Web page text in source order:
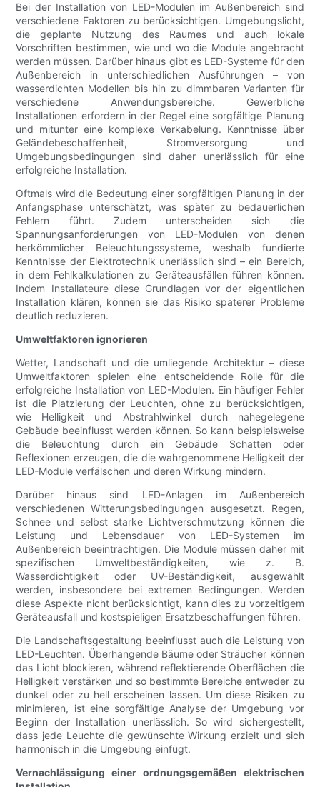
Bei der Installation von LED-Modulen im Außenbereich sind
verschiedene Faktoren zu berücksichtigen. Umgebungslicht,
die geplante Nutzung des Raumes und auch lokale
Vorschriften bestimmen, wie und wo die Module angebracht
werden müssen. Darüber hinaus gibt es LED-Systeme für den
Außenbereich in unterschiedlichen Ausführungen – von
wasserdichten Modellen bis hin zu dimmbaren Varianten für
verschiedene Anwendungsbereiche. Gewerbliche
Installationen erfordern in der Regel eine sorgfältige Planung
und mitunter eine komplexe Verkabelung. Kenntnisse über
Geländebeschaffenheit, Stromversorgung und
Umgebungsbedingungen sind daher unerlässlich für eine
erfolgreiche Installation.
Oftmals wird die Bedeutung einer sorgfältigen Planung in der
Anfangsphase unterschätzt, was später zu bedauerlichen
Fehlern führt. Zudem unterscheiden sich die
Spannungsanforderungen von LED-Modulen von denen
herkömmlicher Beleuchtungssysteme, weshalb fundierte
Kenntnisse der Elektrotechnik unerlässlich sind – ein Bereich,
in dem Fehlkalkulationen zu Geräteausfällen führen können.
Indem Installateure diese Grundlagen vor der eigentlichen
Installation klären, können sie das Risiko späterer Probleme
deutlich reduzieren.
Umweltfaktoren ignorieren
Wetter, Landschaft und die umliegende Architektur – diese
Umweltfaktoren spielen eine entscheidende Rolle für die
erfolgreiche Installation von LED-Modulen. Ein häufiger Fehler
ist die Platzierung der Leuchten, ohne zu berücksichtigen,
wie Helligkeit und Abstrahlwinkel durch nahegelegene
Gebäude beeinflusst werden können. So kann beispielsweise
die Beleuchtung durch ein Gebäude Schatten oder
Reflexionen erzeugen, die die wahrgenommene Helligkeit der
LED-Module verfälschen und deren Wirkung mindern.
Darüber hinaus sind LED-Anlagen im Außenbereich
verschiedenen Witterungsbedingungen ausgesetzt. Regen,
Schnee und selbst starke Lichtverschmutzung können die
Leistung und Lebensdauer von LED-Systemen im
Außenbereich beeinträchtigen. Die Module müssen daher mit
spezifischen Umweltbeständigkeiten, wie z. B.
Wasserdichtigkeit oder UV-Beständigkeit, ausgewählt
werden, insbesondere bei extremen Bedingungen. Werden
diese Aspekte nicht berücksichtigt, kann dies zu vorzeitigem
Geräteausfall und kostspieligen Ersatzbeschaffungen führen.
Die Landschaftsgestaltung beeinflusst auch die Leistung von
LED-Leuchten. Überhängende Bäume oder Sträucher können
das Licht blockieren, während reflektierende Oberflächen die
Helligkeit verstärken und so bestimmte Bereiche entweder zu
dunkel oder zu hell erscheinen lassen. Um diese Risiken zu
minimieren, ist eine sorgfältige Analyse der Umgebung vor
Beginn der Installation unerlässlich. So wird sichergestellt,
dass jede Leuchte die gewünschte Wirkung erzielt und sich
harmonisch in die Umgebung einfügt.
Vernachlässigung einer ordnungsgemäßen elektrischen